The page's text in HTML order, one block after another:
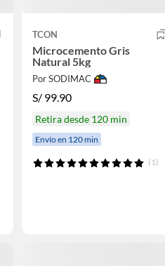
TCON
Microcemento Gris
Natural 5kg
Por SODIMAC
S/ 99.90
Retira desde 120 min
Envío en 120 min
(1)